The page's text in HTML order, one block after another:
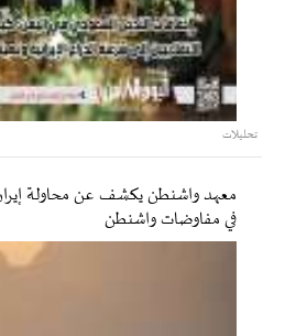
تحليلات
معهد واشنطن يكشف عن محاولة
في مفاوضات واشنطن